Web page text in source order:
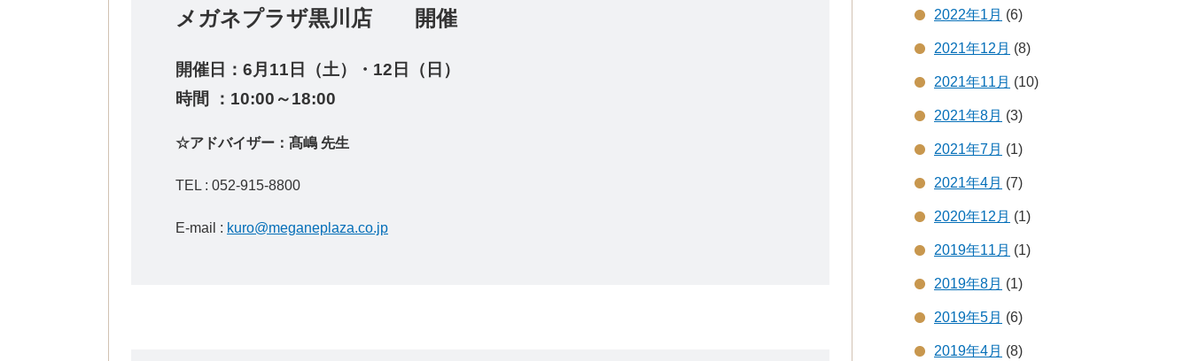
メガネプラザ黒川店 開催
開催日：6月11日（土）・12 日（日）
時間 ：10:00～18:00
☆アドバイザー：髙嶋 先生
TEL : 052-915-8800
E-mail : kuro@meganeplaza.co.jp
2022年1月 (6)
2021年12月 (8)
2021年11月 (10)
2021年8月 (3)
2021年7月 (1)
2021年4月 (7)
2020年12月 (1)
2019年11月 (1)
2019年8月 (1)
2019年5月 (6)
2019年4月 (8)